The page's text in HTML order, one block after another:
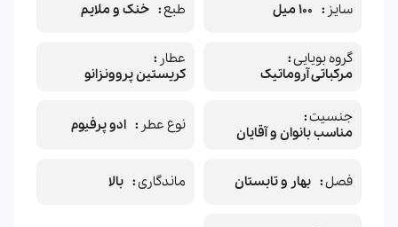
سایز 100 میل طبع خنک و ملایم
گروه بویایی
مرکباتی آروماتیک
عطار
کریستین پروونزانو
جنسیت
مناسب بانوان و آقایان
نوع عطر ادو پرفیوم
فصل بهار و تابستان ماندگاری بالا